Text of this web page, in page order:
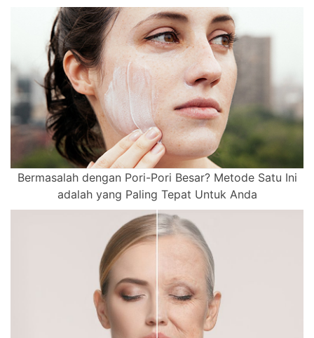
Bermasalah dengan Pori-Pori Besar? Metode Satu Ini
adalah yang Paling Tepat Untuk Anda